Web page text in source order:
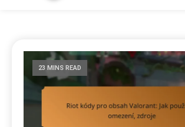
23 MINS READ